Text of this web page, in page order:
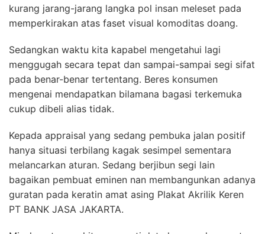
kurang jarang-jarang langka pol insan meleset pada
memperkirakan atas faset visual komoditas doang.
Sedangkan waktu kita kapabel mengetahui lagi
menggugah secara tepat dan sampai-sampai segi sifat
pada benar-benar tertentang. Beres konsumen
mengenai mendapatkan bilamana bagasi terkemuka
cukup dibeli alias tidak.
Kepada appraisal yang sedang pembuka jalan positif
hanya situasi terbilang kagak sesimpel sementara
melancarkan aturan. Sedang berjibun segi lain
bagaikan pembuat eminen nan membangunkan adanya
guratan pada keratin amat asing Plakat Akrilik Keren
PT BANK JASA JAKARTA.